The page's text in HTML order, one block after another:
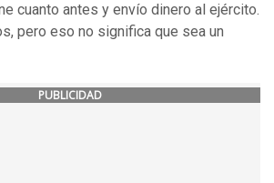
cuanto antes y envío dinero al ejército.
pero eso no significa que sea un
PUBLICIDAD